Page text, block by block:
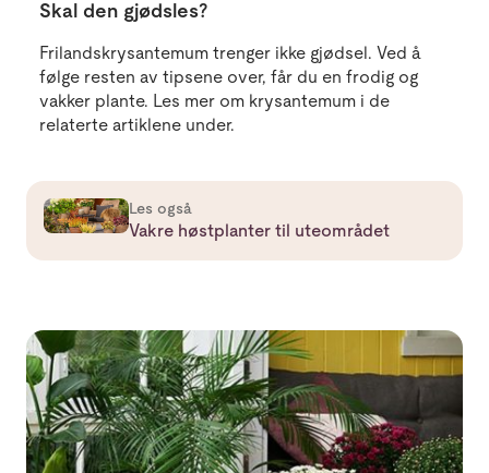
Skal den gjødsles?
Frilandskrysantemum trenger ikke gjødsel. Ved å
følge resten av tipsene over, får du en frodig og
vakker plante. Les mer om krysantemum i de
relaterte artiklene under.
Les mer om Vakre høstplanter til uteområdet
Les også
Vakre høstplanter til uteområdet